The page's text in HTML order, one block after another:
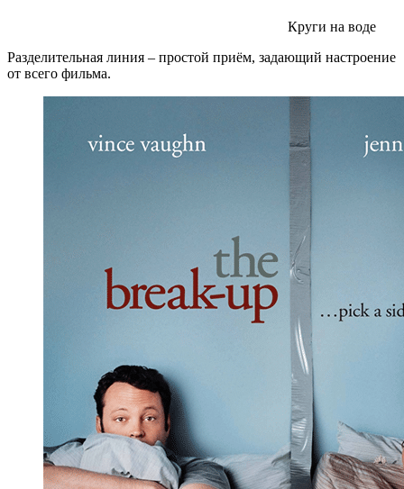
Круги на воде
Разделительная линия – простой приём, задающий настроение
от всего фильма.